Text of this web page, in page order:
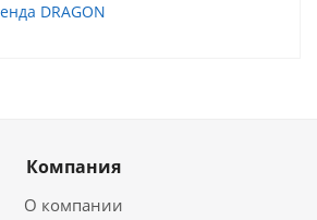
DRAGON
Компания
О компании